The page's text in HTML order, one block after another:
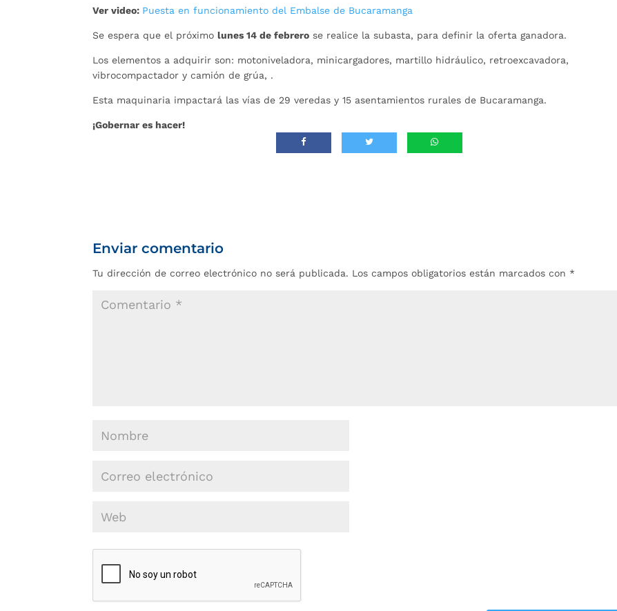
Ver video: Puesta en funcionamiento del Embalse de Bucaramanga
Se espera que el próximolunes 14 de febrero se realice la subasta, para definir la oferta ganadora.
Los elementos a adquirir son: motoniveladora, minicargadores, martillo hidráulico, retroexcavadora,
vibrocompactador y camión de grúa, .
Esta maquinaria impactará las vías de 29 veredas y 15 asentamientos rurales de Bucaramanga.
¡Gobernar es hacer!
Enviar comentario
Tu dirección de correo electrónico no será publicada. Los campos obligatorios están marcados con *